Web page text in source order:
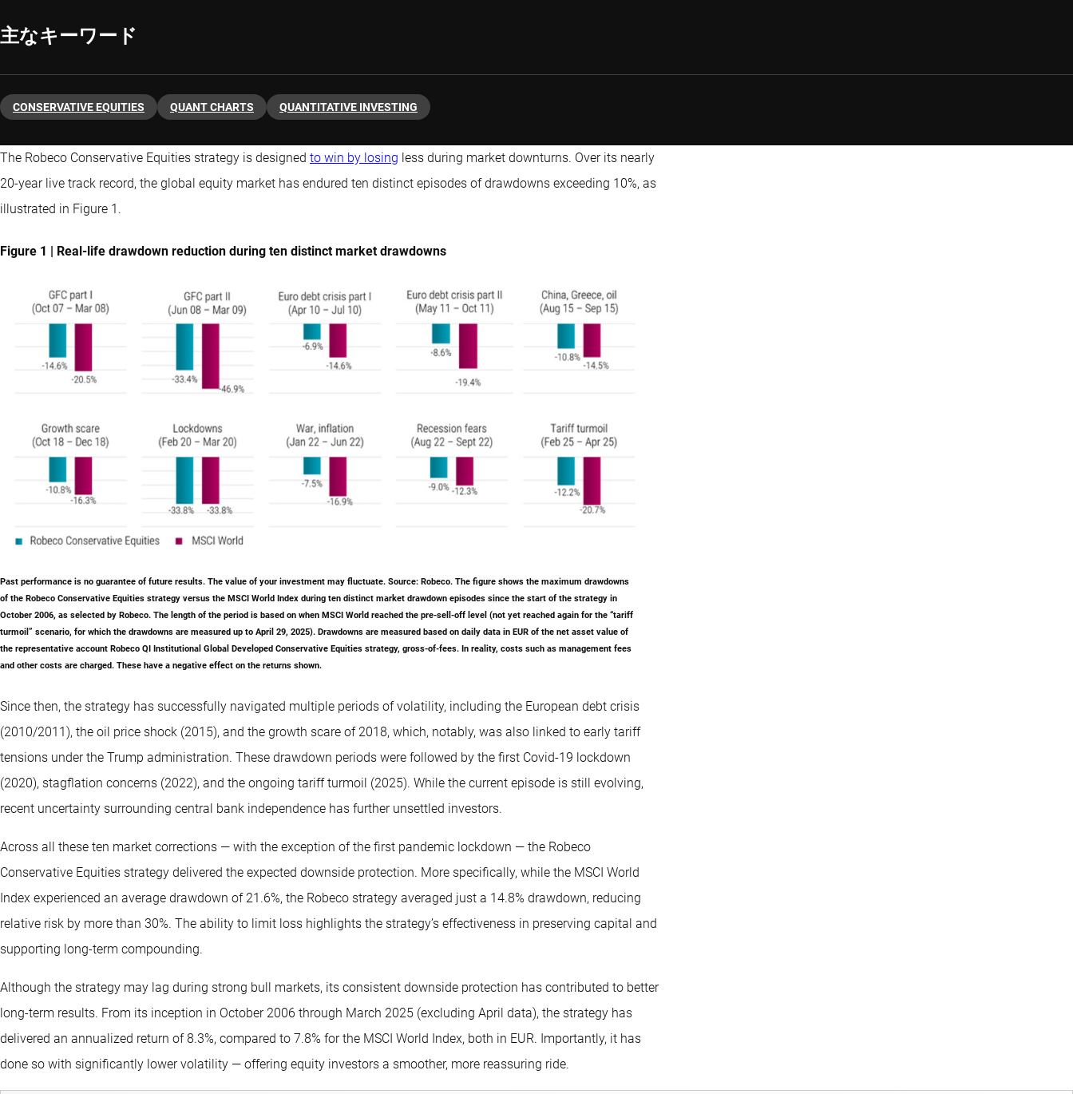
主なキーワード
CONSERVATIVE EQUITIES QUANT CHARTS QUANTITATIVE INVESTING
The Robeco Conservative Equities strategy is designed to win by losing less during market downturns. Over its nearly
20-year live track record, the global equity market has endured ten distinct episodes of drawdowns exceeding 10%, as
illustrated in Figure 1.
Figure 1 | Real-life drawdown reduction during ten distinct market drawdowns
Past performance is no guarantee of future results. The value of your investment may fluctuate. Source: Robeco. The figure shows the maximum drawdowns
of the Robeco Conservative Equities strategy versus the MSCI World Index during ten distinct market drawdown episodes since the start of the strategy in
October 2006, as selected by Robeco. The length of the period is based on when MSCI World reached the pre-sell-off level (not yet reached again for the “tariff
turmoil” scenario, for which the drawdowns are measured up to April 29, 2025). Drawdowns are measured based on daily data in EUR of the net asset value of
the representative account Robeco QI Institutional Global Developed Conservative Equities strategy, gross-of-fees. In reality, costs such as management fees
and other costs are charged. These have a negative effect on the returns shown.
Since then, the strategy has successfully navigated multiple periods of volatility, including the European debt crisis
(2010/2011), the oil price shock (2015), and the growth scare of 2018, which, notably, was also linked to early tariff
tensions under the Trump administration. These drawdown periods were followed by the first Covid-19 lockdown
(2020), stagflation concerns (2022), and the ongoing tariff turmoil (2025). While the current episode is still evolving,
recent uncertainty surrounding central bank independence has further unsettled investors.
Across all these ten market corrections — with the exception of the first pandemic lockdown — the Robeco
Conservative Equities strategy delivered the expected downside protection. More specifically, while the MSCI World
Index experienced an average drawdown of 21.6%, the Robeco strategy averaged just a 14.8% drawdown, reducing
relative risk by more than 30%. The ability to limit loss highlights the strategy’s effectiveness in preserving capital and
supporting long-term compounding.
Although the strategy may lag during strong bull markets, its consistent downside protection has contributed to better
long-term results. From its inception in October 2006 through March 2025 (excluding April data), the strategy has
delivered an annualized return of 8.3%, compared to 7.8% for the MSCI World Index, both in EUR. Importantly, it has
done so with significantly lower volatility — offering equity investors a smoother, more reassuring ride.